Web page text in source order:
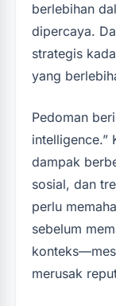
berlebihan
dipercaya.
strategis
yang
Pedoman
intelligence.”
dampak
sosial, dan
perlu
sebelum
merusak